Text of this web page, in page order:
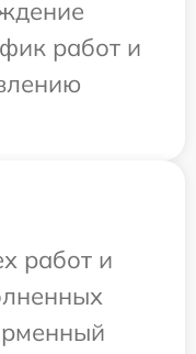
работ и
работ и